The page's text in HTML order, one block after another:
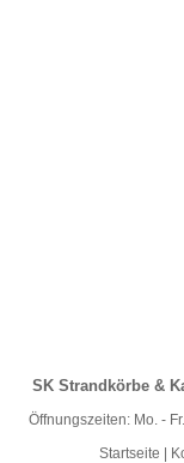
SK Strandkörbe &
Öffnungszeiten: Mo. -
Startseite |